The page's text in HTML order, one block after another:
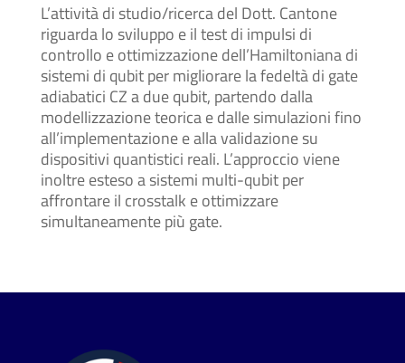
L’attività di studio/ricerca del Dott. Cantone
riguarda lo sviluppo e il test di impulsi di
controllo e ottimizzazione dell’Hamiltoniana di
sistemi di qubit per migliorare la fedeltà di gate
adiabatici CZ a due qubit, partendo dalla
modellizzazione teorica e dalle simulazioni fino
all’implementazione e alla validazione su
dispositivi quantistici reali. L’approccio viene
inoltre esteso a sistemi multi-qubit per
affrontare il crosstalk e ottimizzare
simultaneamente più gate.